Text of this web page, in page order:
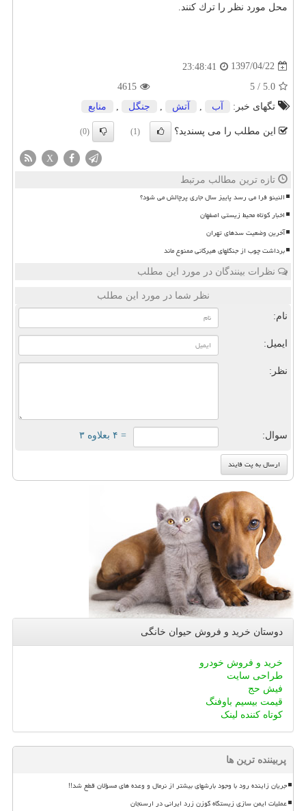
محل مورد نظر را ترك كنند.
1397/04/22
23:48:41
5.0
/
5
4615
تگهای خبر:
آب آتش جنگل منابع
این مطلب را می پسندید؟ (1)
(0)
X
تازه ترین مطالب مرتبط
النینو فرا می رسد پاییز سال جاری پرچالش می شود؟
اخبار کوتاه محیط زیستی اصفهان
آخرین وضعیت سدهای تهران
برداشت چوب از جنگلهای هیرکانی ممنوع ماند
نظرات بینندگان در مورد این مطلب
نظر شما در مورد این مطلب
نام:
ایمیل:
نظر:
سوال: = ۴ بعلاوه ۳
دوستان خرید و فروش حیوان خانگی
خرید و فروش خودرو
طراحی سایت
فیش حج
قیمت بیسیم باوفنگ
کوتاه کننده لینک
پربیننده ترین ها
جریان زاینده رود با وجود بارشهای بیشتر از نرمال و وعده های مسؤلان قطع شد!!
عملیات ایمن سازی زیستگاه گوزن زرد ایرانی در ارسنجان